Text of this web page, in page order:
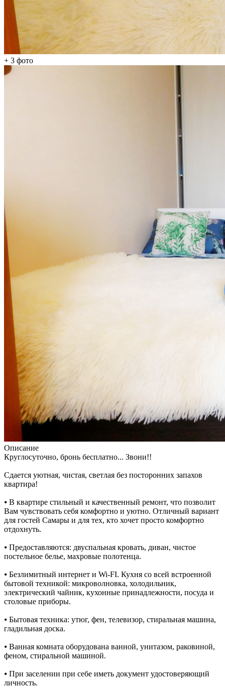
+ 3 фото
Описание
Круглосуточно, бронь бесплатно... Звони!!
Сдается уютная, чистая, светлая без посторонних запахов
квартира!
⦁ В квартире стильный и качественный ремонт, что позволит
Вам чувствовать себя комфортно и уютно. Отличный вариант
для гостей Самары и для тех, кто хочет просто комфортно
отдохнуть.
⦁ Предоставляются: двуспальная кровать, диван, чистое
постельное белье, махровые полотенца.
⦁ Безлимитный интернет и Wi-FI. Кухня со всей встроенной
бытовой техникой: микроволновка, холодильник,
электрический чайник, кухонные принадлежности, посуда и
столовые приборы.
⦁ Бытовая техника: утюг, фен, телевизор, стиральная машина,
гладильная доска.
⦁ Ванная комната оборудована ванной, унитазом, раковиной,
феном, стиральной машиной.
⦁ При заселении при себе иметь документ удостоверяющий
личность.